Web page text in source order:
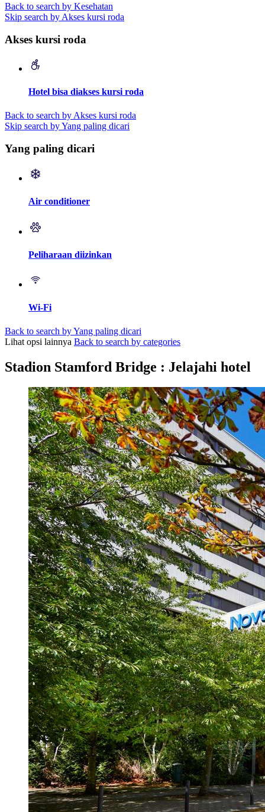
Back to search by Kesehatan
Skip search by Akses kursi roda
Akses kursi roda
Hotel bisa diakses kursi roda
Back to search by Akses kursi roda
Skip search by Yang paling dicari
Yang paling dicari
Air conditioner
Peliharaan diizinkan
Wi-Fi
Back to search by Yang paling dicari
Lihat opsi lainnya Back to search by categories
Stadion Stamford Bridge : Jelajahi hotel